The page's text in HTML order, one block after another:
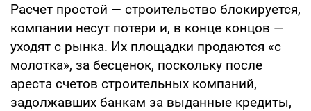
Расчет простой — строительство блокируется,
компании несут потери и, в конце концов —
уходят с рынка. Их площадки продаются «с
молотка», за бесценок, поскольку после
ареста счетов строительных компаний,
задолжавших банкам за выданные кредиты,